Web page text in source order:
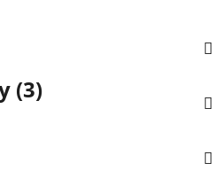
(3)